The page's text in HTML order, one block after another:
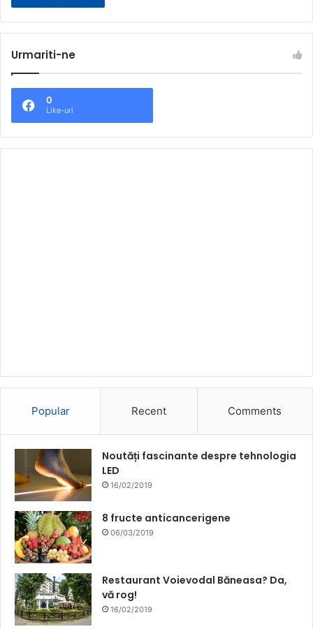
Urmariti-ne
0
Like-uri
Popular Recent Comments
Noutăți fascinante despre tehnologia
LED
16/02/2019
8 fructe anticancerigene
06/03/2019
Restaurant Voievodal Băneasa? Da,
vă rog!
16/02/2019